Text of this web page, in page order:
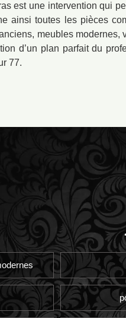
est une intervention qui
ainsi toutes les pièces
meubles modernes,
d’un plan parfait du
77.